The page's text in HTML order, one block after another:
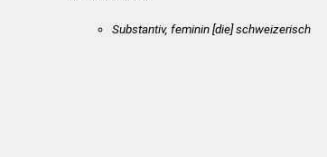
Substantiv, feminin [die] schweizerisch